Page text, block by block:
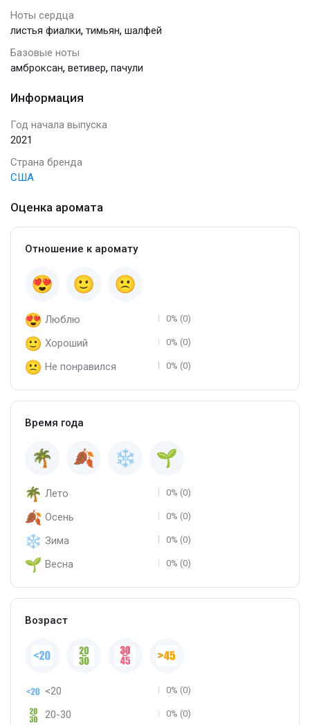
Ноты сердца
листья фиалки, тимьян, шалфей
Базовые ноты
амброксан, ветивер, пачули
Информация
Год начала выпуска
2021
Страна бренда
США
Оценка аромата
Отношение к аромату
Люблю 0% (0)
Хороший 0% (0)
Не понравился 0% (0)
Время года
Лето 0% (0)
Осень 0% (0)
Зима 0% (0)
Весна 0% (0)
Возраст
<20 0% (0)
20-30 0% (0)